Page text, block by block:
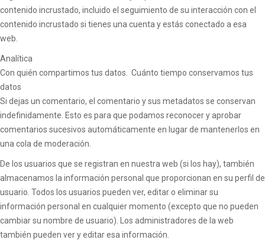
contenido incrustado, incluido el seguimiento de su interacción con el
contenido incrustado si tienes una cuenta y estás conectado a esa
web.
Analítica
Con quién compartimos tus datos. Cuánto tiempo conservamos tus
datos
Si dejas un comentario, el comentario y sus metadatos se conservan
indefinidamente. Esto es para que podamos reconocer y aprobar
comentarios sucesivos automáticamente en lugar de mantenerlos en
una cola de moderación.
De los usuarios que se registran en nuestra web (si los hay), también
almacenamos la información personal que proporcionan en su perfil de
usuario. Todos los usuarios pueden ver, editar o eliminar su
información personal en cualquier momento (excepto que no pueden
cambiar su nombre de usuario). Los administradores de la web
también pueden ver y editar esa información.